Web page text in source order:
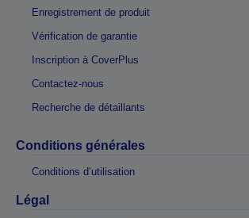
Enregistrement de produit
Vérification de garantie
Inscription à CoverPlus
Contactez-nous
Recherche de détaillants
Conditions générales
Conditions d’utilisation
Légal